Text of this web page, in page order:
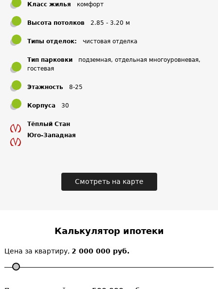
Класс жилья комфорт
Высота потолков 2.85 - 3.20 м
Типы отделок: чистовая отделка
Тип парковки
подземная, отдельная многоуровневая,
гостевая
Этажность 8-25
Корпуса 30
Тёплый Стан
Юго-Западная
Смотреть на карте
Калькулятор ипотеки
Цена за квартиру, 2 000 000 руб.